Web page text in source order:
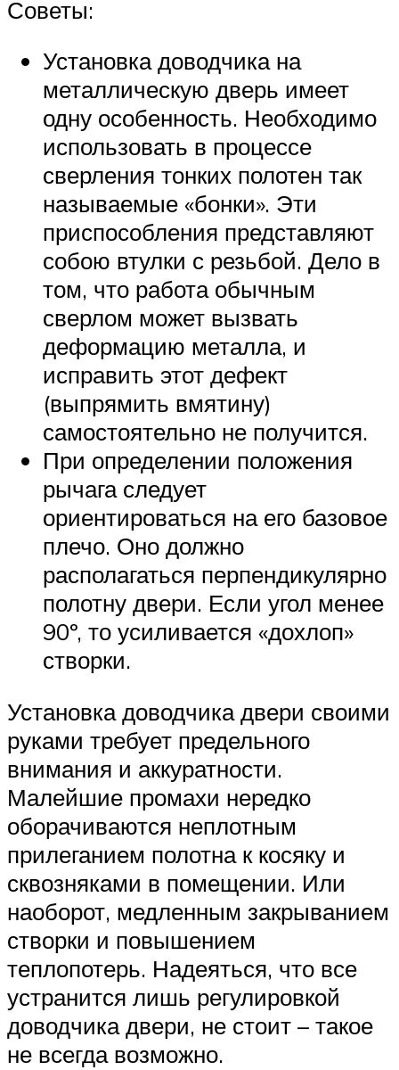
Советы:
Установка доводчика на
металлическую дверь имеет
одну особенность. Необходимо
использовать в процессе
сверления тонких полотен так
называемые «бонки». Эти
приспособления представляют
собою втулки с резьбой. Дело в
том, что работа обычным
сверлом может вызвать
деформацию металла, и
исправить этот дефект
(выпрямить вмятину)
самостоятельно не получится.
При определении положения
рычага следует
ориентироваться на его базовое
плечо. Оно должно
располагаться перпендикулярно
полотну двери. Если угол менее
90º, то усиливается «дохлоп»
створки.
Установка доводчика двери своими
руками требует предельного
внимания и аккуратности.
Малейшие промахи нередко
оборачиваются неплотным
прилеганием полотна к косяку и
сквозняками в помещении. Или
наоборот, медленным закрыванием
створки и повышением
теплопотерь. Надеяться, что все
устранится лишь регулировкой
доводчика двери, не стоит – такое
не всегда возможно.